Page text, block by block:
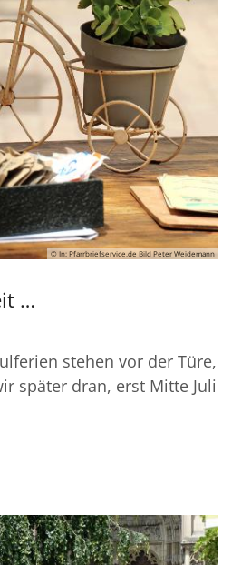
© In: Pfarrbriefservice.de Bild Peter Weidemann
…
stehen vor der Türe,
später dran, erst Mitte Juli